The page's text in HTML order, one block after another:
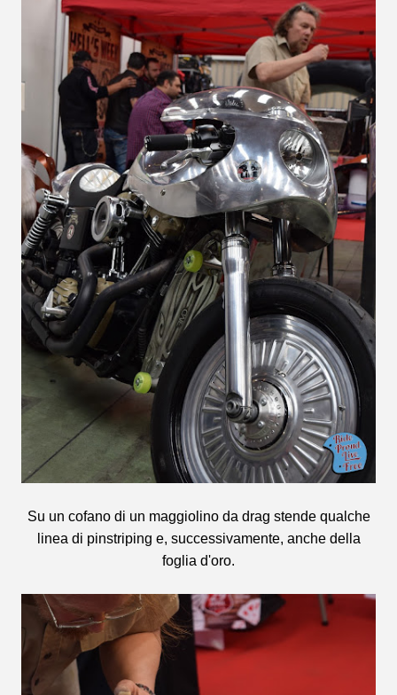
Su un cofano di un maggiolino da drag stende qualche
linea di pinstriping e, successivamente, anche della
foglia d'oro.